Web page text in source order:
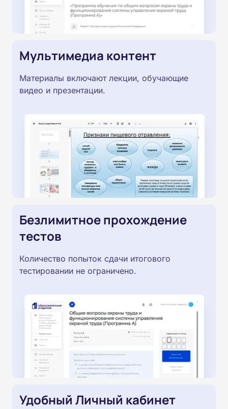
Мультимедиа контент
Материалы включают лекции, обучающие
видео и презентации.
Безлимитное прохождение
тестов
Количество попыток сдачи итогового
тестировании не ограничено.
Удобный Личный кабинет